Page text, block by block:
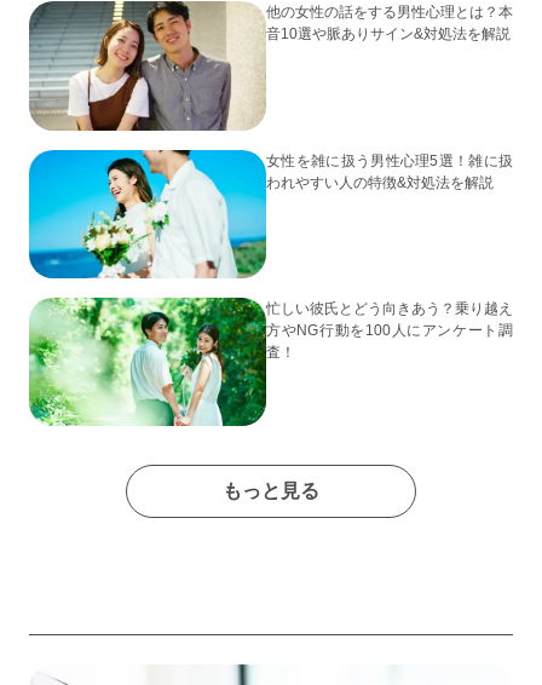
他の女性の話をする男性心理とは？本
音10選や脈ありサイン&対処法を解説
女性を雑に扱う男性心理5選！雑に扱
われやすい人の特徴&対処法を解説
忙しい彼氏とどう向きあう？乗り越え
方やNG行動を100人にアンケート調
査！
もっと見る